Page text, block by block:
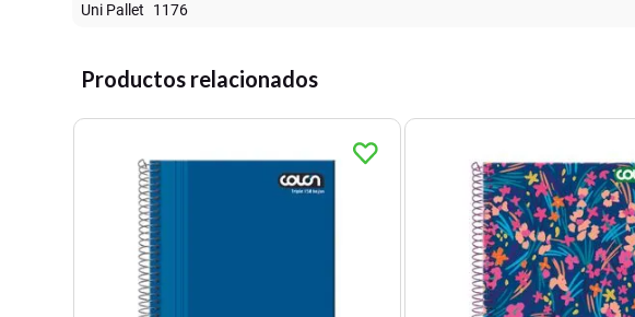
Uni Pallet 1176
Productos relacionados